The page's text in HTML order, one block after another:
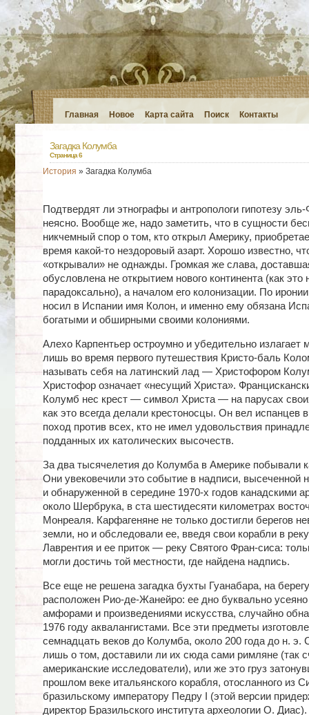
Главная Новое Карта сайта Поиск Контакты
Загадка Колумба
Страница 6
История » Загадка Колумба
Подтвердят ли этнографы и антропологи гипотезу
неясно. Вообще же, надо заметить, что в сущности
никчемный спор о том, кто открыл Америку,
время какой-то нездоровый азарт. Хорошо известно,
«открывали» не однажды. Громкая же слава,
обусловлена не открытием нового континента (как это
парадоксально), а началом его колонизации. По
носил в Испании имя Колон, и именно ему обязана
богатыми и обширными своими колониями.
Алехо Карпентьер остроумно и убедительно излагает
лишь во время первого путешествия Кристо-баль
называть себя на латинский лад — Христофором
Христофор означает «несущий Христа».
Колумб нес крест — символ Христа — на парусах
как это всегда делали крестоносцы. Он вел испанцев
поход против всех, кто не имел удовольствия
подданных их католических высочеств.
За два тысячелетия до Колумба в Америке побывали
Они увековечили это событие в надписи, высеченной
и обнаруженной в середине 1970-х годов канадскими
около Шербрука, в ста шестидесяти километрах
Монреаля. Карфагеняне не только достигли берегов
земли, но и обследовали ее, введя свои корабли в
Лаврентия и ее приток — реку Святого Фран-сиса:
могли достичь той местности, где найдена надпись.
Все еще не решена загадка бухты Гуанабара, на
расположен Рио-де-Жанейро: ее дно буквально
амфорами и произведениями искусства, случайно
1976 году аквалангистами. Все эти предметы
семнадцать веков до Колумба, около 200 года до н. э.
лишь о том, доставили ли их сюда сами римляне (так
американские исследователи), или же это груз
прошлом веке итальянского корабля, отосланного из
бразильскому императору Педру I (этой версии
директор Бразильского института археологии О. Диас).